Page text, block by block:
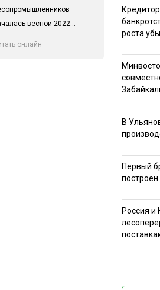
весной 2022...
онлайн
роста
В
Первый
Россия и